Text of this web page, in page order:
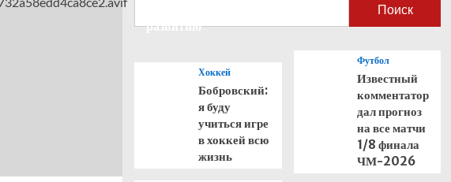
Поиск
развитию
Хоккей
Бобровский:
я буду
учиться игре
в хоккей всю
жизнь
Футбол
Известный
комментатор
дал прогноз
на все матчи
1/8 финала
ЧМ-2026